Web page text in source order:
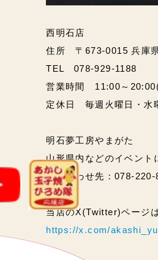
西明石店
住所 〒673-0015 兵庫
TEL 078-929-1188
営業時間 11:00～
定休日 毎週火曜日・水
明石夢工房やまがた
山形県内などのイベント
問い合わせ先：078-220-
当店のX(Twitter)ページ
https://x.com/